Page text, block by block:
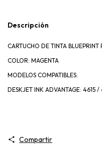
Descripción
CARTUCHO DE TINTA BLUEPRINT
COLOR: MAGENTA
MODELOS COMPATIBLES:
DESKJET INK ADVANTAGE: 4615
Compartir